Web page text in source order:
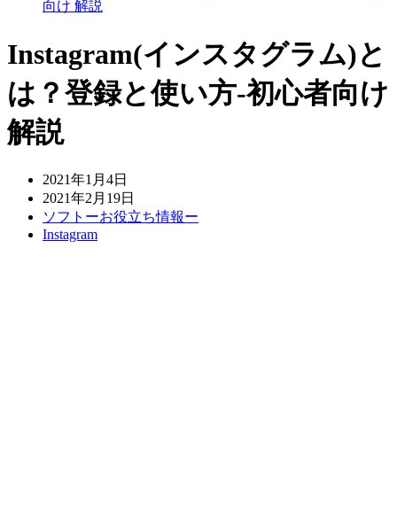
向け 解説
Instagram(インスタグラム)と
は？登録と使い方-初心者向け
解説
2021年1月4日
2021年2月19日
ソフトーお役立ち情報ー
Instagram